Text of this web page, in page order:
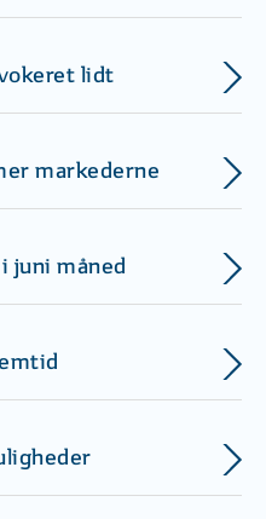
lidt
markederne
juni måned